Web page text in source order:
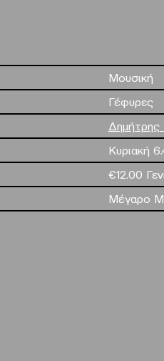
Μουσική
Γέφυρες
Κυριακή
€12.00
Μέγαρο